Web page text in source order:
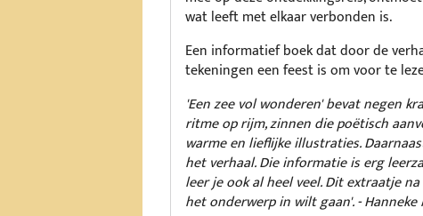
wat leeft met elkaar verbonden is.
Een informatief boek dat door de
tekeningen een feest is om voor te
'Een zee vol wonderen' bevat negen
ritme op rijm, zinnen die poëtisch
warme en lieflijke illustraties.
het verhaal. Die informatie is erg
leer je ook al heel veel. Dit extraatje
het onderwerp in wilt gaan'. - Hanneke